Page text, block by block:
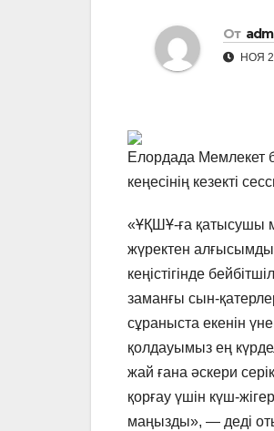
От
НОЯ
Елордада Мемлекет
кеңесінің кезекті
«ҰҚШҰ-ға қатысушы
жүректен алғысымды
кеңістігінде
заманғы сын-
сұраныста екенін
қолдауымыз ең
жай ғана әскери
қорғау үшін күш-
маңызды», — деді